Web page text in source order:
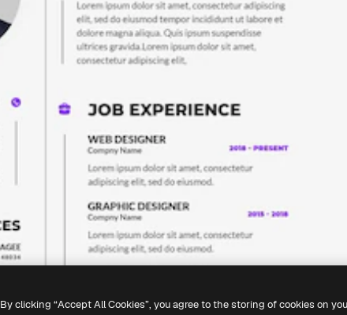
By clicking “Accept All Cookies”, you agree to the storing of cookies on